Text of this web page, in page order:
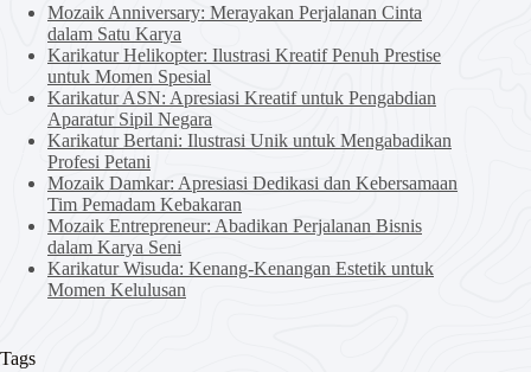
Mozaik Anniversary: Merayakan Perjalanan Cinta
dalam Satu Karya
Karikatur Helikopter: Ilustrasi Kreatif Penuh Prestise
untuk Momen Spesial
Karikatur ASN: Apresiasi Kreatif untuk Pengabdian
Aparatur Sipil Negara
Karikatur Bertani: Ilustrasi Unik untuk Mengabadikan
Profesi Petani
Mozaik Damkar: Apresiasi Dedikasi dan Kebersamaan
Tim Pemadam Kebakaran
Mozaik Entrepreneur: Abadikan Perjalanan Bisnis
dalam Karya Seni
Karikatur Wisuda: Kenang-Kenangan Estetik untuk
Momen Kelulusan
Tags